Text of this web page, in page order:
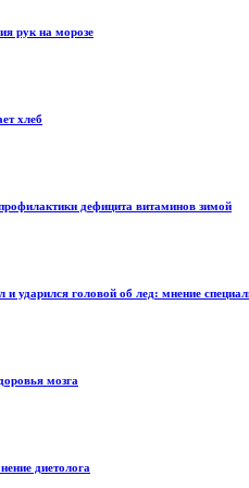
рук на морозе
хлеб
дефицита витаминов зимой
и ударился головой об лед: мнение
мозга
диетолога